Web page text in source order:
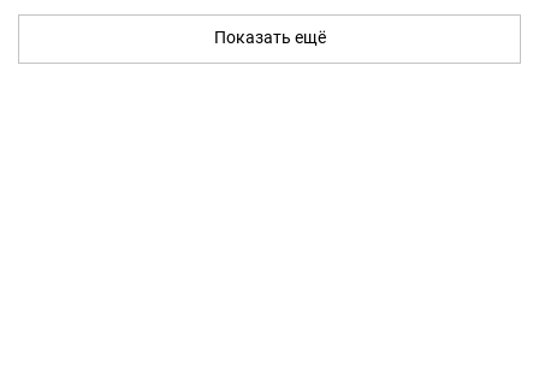
Показать ещё